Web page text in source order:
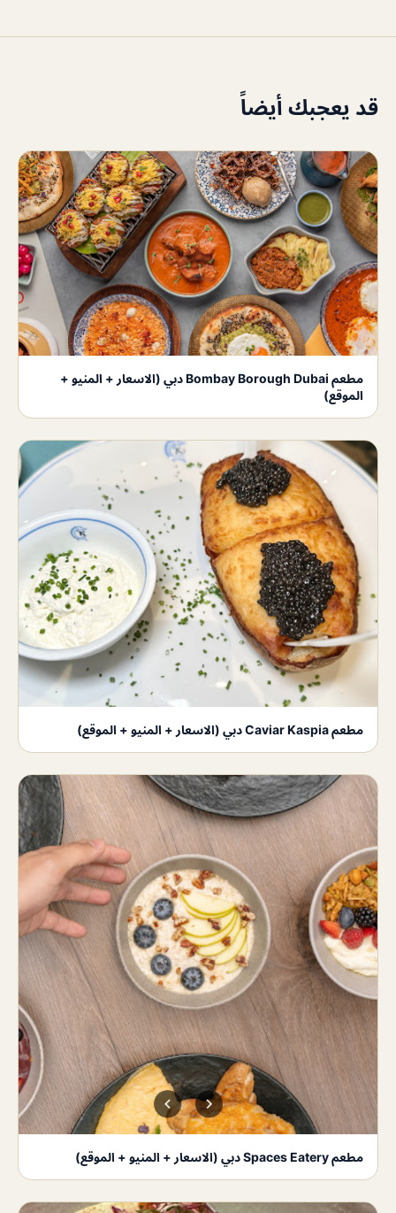
قد يعجبك أيضاً
مطعم Bombay Borough Dubai دبي (الاسعار + المنيو +
الموقع)
مطعم Caviar Kaspia دبي (الاسعار + المنيو + الموقع)
مطعم Spaces Eatery دبي (الاسعار + المنيو + الموقع)